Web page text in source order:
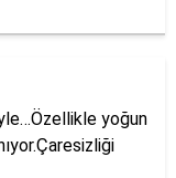
yoğun